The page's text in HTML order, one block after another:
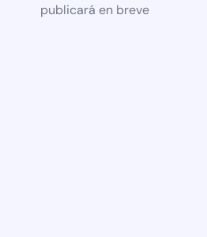
publicará en breve